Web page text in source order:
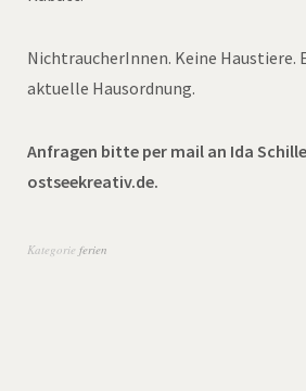
NichtraucherInnen. Keine Haustiere.
aktuelle Hausordnung.
Anfragen bitte per mail an Ida
ostseekreativ.de.
Kategorie ferien